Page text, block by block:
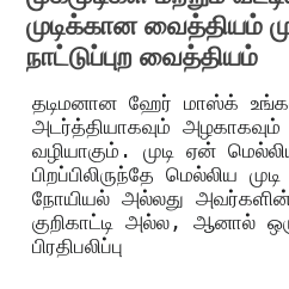
முடிக்கான வைத்தியம்
நாட்டுப்புற வைத்தியம்
தடிமனான ஹேர் மாஸ்க்
அடர்த்தியாகவும்
வழியாகும். முடி ஏன்
பிறப்பிலிருந்தே மெல்லிய
நோயியல் அல்லது
குறிகாட்டி அல்ல, ஆனால்
பிரதிபலிப்பு